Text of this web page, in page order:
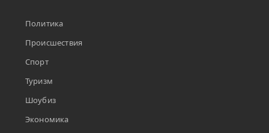
Политика
Происшествия
Спорт
Туризм
Шоубиз
Экономика